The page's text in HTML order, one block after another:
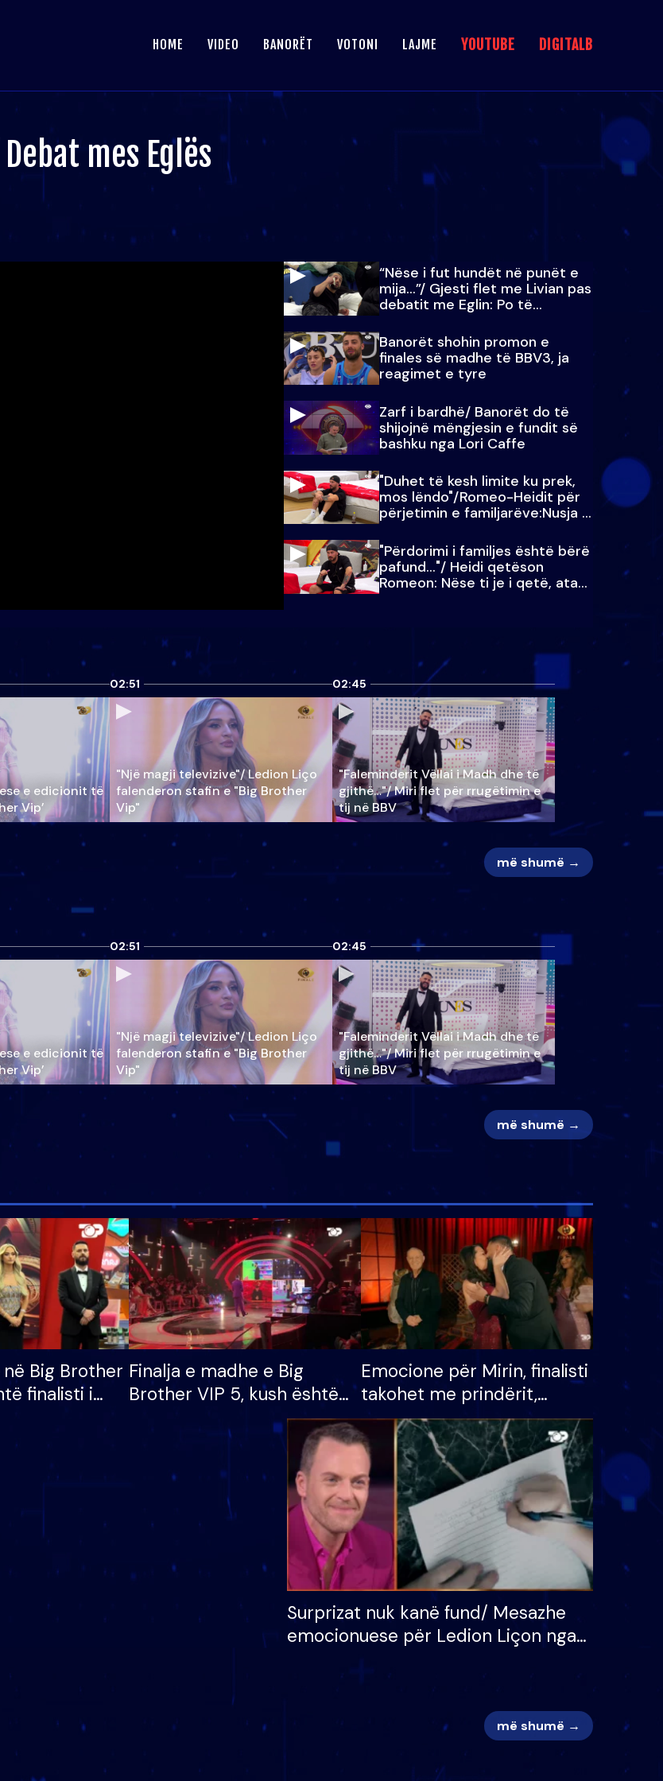
HOME VIDEO BANORËT VOTONI LAJME YOUTUBE DIGITALB
mes Eglës
“Nëse i fut hundët në punët e
mija…”/ Gjesti flet me Livian pas
debatit me Eglin: Po të
paralajmëroj
Banorët shohin promon e
finales së madhe të BBV3, ja
reagimet e tyre
Zarf i bardhë/ Banorët do të
shijojnë mëngjesin e fundit së
bashku nga Lori Caffe
"Duhet të kesh limite ku prek,
mos lëndo"/Romeo-Heidit për
përjetimin e familjarëve:Nusja e
Julit…
"Përdorimi i familjes është bërë
pafund…"/ Heidi qetëson
Romeon: Nëse ti je i qetë, ata
qetësohen
e edicionit të
Vip’
02:51
"Një magji televizive"/ Ledion Liço
falenderon stafin e "Big Brother
Vip"
02:45
"Faleminderit Vëllai i Madh dhe të
gjithë…"/ Miri flet për rrugëtimin e
tij në BBV
më shumë →
e edicionit të
Vip’
02:51
"Një magji televizive"/ Ledion Liço
falenderon stafin e "Big Brother
Vip"
02:45
"Faleminderit Vëllai i Madh dhe të
gjithë…"/ Miri flet për rrugëtimin e
tij në BBV
më shumë →
Big Brother
finalisti i
Finalja e madhe e Big
Brother VIP 5, kush është
banori i parë që lë shtëpinë
dhe humb mundësinë për
të fituar çmimin e madh
Emocione për Mirin, finalisti
takohet me prindërit,
vajzën dhe bashkëshorten:
S’kemi ndonjë letër divorci
apo jo?
Surprizat nuk kanë fund/ Mesazhe
emocionuese për Ledion Liçon nga
më shumë →